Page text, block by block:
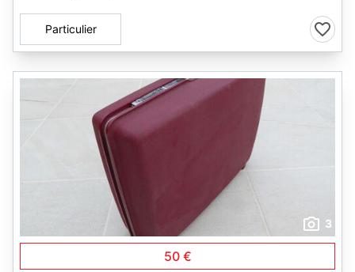
Particulier
3
50 €